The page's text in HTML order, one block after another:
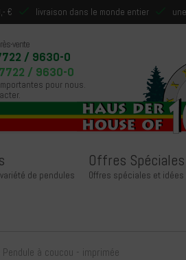
€ livraison dans le monde entier
vente
/ 9630-0
/ 9630-0
pour nous.
de pendules
Offres Spéciales
Offres spéciales et idées
Pendule à coucou - imprimée